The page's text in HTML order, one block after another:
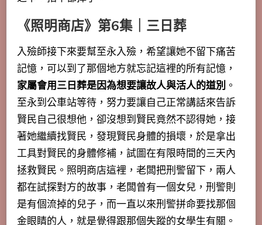
《照明商店》第6集｜三日葬
入殮師接下來要幫至永入殮，希望讓她不留下痛苦
記憶，可以到了那個地方就忘記這裡的所有記憶，
家屬會用三日葬是因為想要讓故人與活人的道別 。
至永到公車站等待，努力要讓自己正常講話來告訴
賢民自己很想他，卻沒想到賢民竟然不認得她， 接
著她繼續找賢民，發現賢民身體的損壞，於是拿出
工具對賢民的身體修補，試圖在有限時間的三天內
拯救賢民 。照明商店這裡，老闆把刑警留下，兩人
都在試探對方的故事，老闆曾有一個女兒，刑警則
是有個流掉的兒子，而一直以來刑警拼命要找那個
金眼睛的人，就是覺得跟那個失蹤的女學生有關。